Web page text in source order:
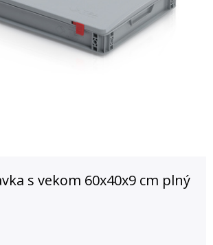
s vekom 60x40x9 cm plný